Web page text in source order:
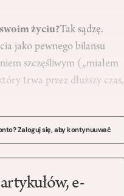
życiu?Tak sądzę.
jako pewnego bilansu
szczęśliwym („miałem
trwa przez dłuższy czas,
Zaloguj się, aby kontynuuwać
e-